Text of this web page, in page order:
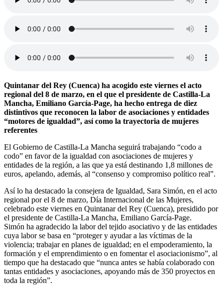
Quintanar del Rey (Cuenca) ha acogido este viernes el acto
regional del 8 de marzo, en el que el presidente de Castilla-La
Mancha, Emiliano García-Page, ha hecho entrega de diez
distintivos que reconocen la labor de asociaciones y entidades
“motores de igualdad”, así como la trayectoria de mujeres
referentes
El Gobierno de Castilla-La Mancha seguirá trabajando “codo a
codo” en favor de la igualdad con asociaciones de mujeres y
entidades de la región, a las que ya está destinando 1,8 millones de
euros, apelando, además, al “consenso y compromiso político real”.
Así lo ha destacado la consejera de Igualdad, Sara Simón, en el acto
regional por el 8 de marzo, Día Internacional de las Mujeres,
celebrado este viernes en Quintanar del Rey (Cuenca), presidido por
el presidente de Castilla-La Mancha, Emiliano García-Page.
Simón ha agradecido la labor del tejido asociativo y de las entidades
cuya labor se basa en “proteger y ayudar a las víctimas de la
violencia; trabajar en planes de igualdad; en el empoderamiento, la
formación y el emprendimiento o en fomentar el asociacionismo”, al
tiempo que ha destacado que “nunca antes se había colaborado con
tantas entidades y asociaciones, apoyando más de 350 proyectos en
toda la región”.